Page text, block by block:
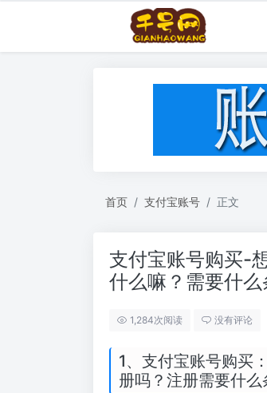
首页 支付宝账号 正文
支付宝账号购买-
什么嘛？需要什
1,284次阅读 没有评论
1、支付宝账号购买
册吗？注册需要什么